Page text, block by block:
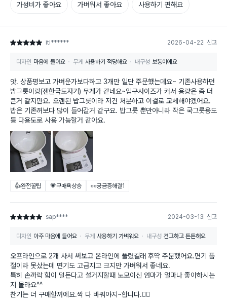
가성비가 좋아요 가벼워서 좋아요 사용하기 편해요
별점 5점 iti****** 2026-04-22 신고
디자인 마음에 들어요 무게 사용하기 적당해요 내구성 보통이에요
앗. 상품평보고 가벼운가보다하고 3개만 일단 주문했는데요~ 기존사용하던
밥그릇이랑(젠한국도자기) 무게가 같네요~입구사이즈가 커서 용량은 좀 더
큰거 같지만요. 오랜된 밥그릇이라 저건 처분하고 이걸로 교체해야겠어요.
밥은 기존꺼보다 많이 들어갈거 같구요. 밥그릇 뿐만아니라 작은 국그릇용도
등 다용도로 사용 가능할거 같아요.
👍완전꿀팁 💗구매욕상승 👀궁금증해결1
별점 5점 sap**** 2024-03-13 신고
디자인 아주 마음에 들어요 무게 사용하기 가벼워요 내구성 견고하고 튼튼해요
오프라인으로 2개 사서 써보고 온라인에 풀렸길래 후딱 주문했어요.면기 품
절이라 못샀는데 면기도 고급지고 크지만 가벼워서 좋네요.
특히 손까락 힘이 덜든다고 설거지할때 노모이신 엄마가 얼마나 좋아하시는
지 몰라요^^
찬기는 더 구매할꺼에요.싹 다 바꿔야지~합니다.👍🏻